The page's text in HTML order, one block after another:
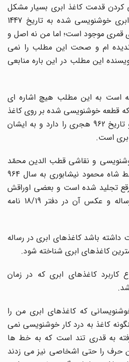
قدمت کاغذ ابری بسیار مشکل
است. گویا در ترکیه کاغذ ابری خوشنویسی شده به تاریخ 1447
با 2-851 هجری قمری موجود است؛ اما من نه اصل و
ام و صحت این مطلب را نمی
این مطلب در این باره منابعی
است به این مطلب هیچ اشاره ای
قطعه خوشنویسی شده بر روی کاغذ
ابری که رقم مالک دیلمی و تاریخ 962 هجری را دارد و به ایشان
است.
و نقاشی قطب الدین محمّد
قصه خوان هست که به خط شاه محمود نیشابوری به سال 964
تجلید شده است و بعضی اوراقش
کاغذ ابری است. و متن رساله و عکس آن در دفتر 18/19 نامه
باشد کاغذهای ابری در رساله
کاغذهای ابری شناخته شود.
کاغذهای ابری که در زمان
که کاغذهای ابری من را
کاغذ به درد کار خوشنویسی نمی
به قدری تند است که به خط ها
حرف را حتی اشخاصی نیز می زدند